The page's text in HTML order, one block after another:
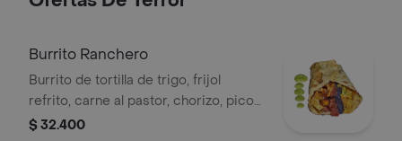
Burrito Ranchero
Burrito de tortilla de trigo, frijol
refrito, carne al pastor, chorizo, pico
de gallo, queso mozzarella, salsa
$ 32.400